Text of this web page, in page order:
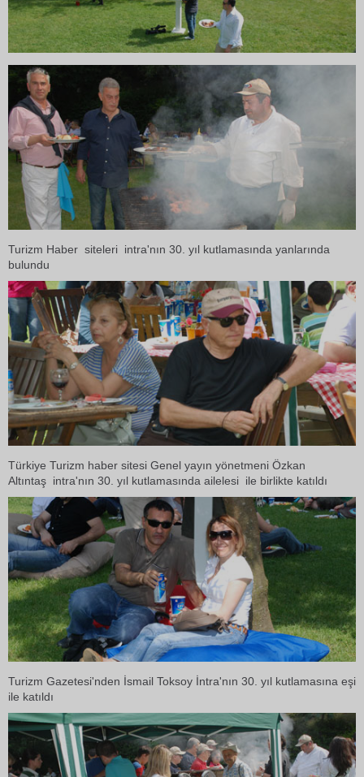
Turizm Haber siteleri intra'nın 30. yıl kutlamasında yanlarında
bulundu
Türkiye Turizm haber sitesi Genel yayın yönetmeni Özkan
Altıntaş intra'nın 30. yıl kutlamasında ailelesi ile birlikte katıldı
Turizm Gazetesi'nden İsmail Toksoy İntra'nın 30. yıl kutlamasına eşi
ile katıldı